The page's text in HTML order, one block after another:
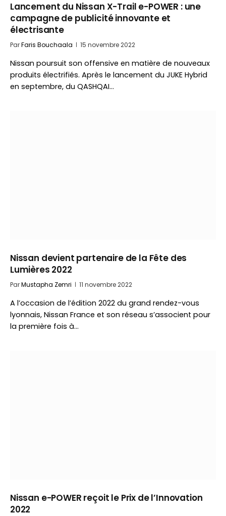
Lancement du Nissan X-Trail e-POWER : une
campagne de publicité innovante et
électrisante
ParFaris Bouchaala 15 novembre 2022
Nissan poursuit son offensive en matière de nouveaux
produits électrifiés. Après le lancement du JUKE Hybrid
en septembre, du QASHQAI…
Nissan devient partenaire de la Fête des
Lumières 2022
ParMustapha Zemri 11 novembre 2022
A l’occasion de l’édition 2022 du grand rendez-vous
lyonnais, Nissan France et son réseau s’associent pour
la première fois à…
Nissan e-POWER reçoit le Prix de l’Innovation
2022